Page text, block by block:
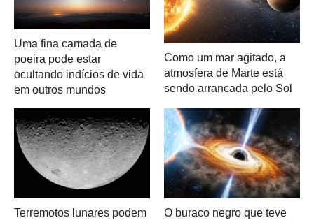
Uma fina camada de
poeira pode estar
ocultando indícios de vida
em outros mundos
Como um mar agitado, a
atmosfera de Marte está
sendo arrancada pelo Sol
Terremotos lunares podem
O buraco negro que teve